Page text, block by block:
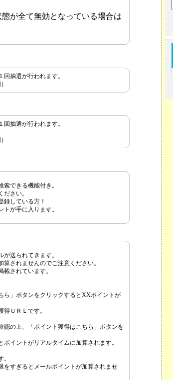
が全て無効となっている場合は
抽選が行われます。
抽選が行われます。
できる機能付き。
さい。
録している方！
が手に入ります。
送られてきます。
されませんのでご注意ください。
されています。
」ボタンをクリックするとXXポイントが
ＵＲＬです。
認の上、「ポイント獲得はこちら」ボタンを
イントがリアルタイムに加算されます。
をすぎるとメールポイントが加算されませ